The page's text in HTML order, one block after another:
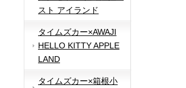
スト アイランド
タイムズカー×AWAJI
HELLO KITTY APPLE
LAND
タイムズカー×箱根小